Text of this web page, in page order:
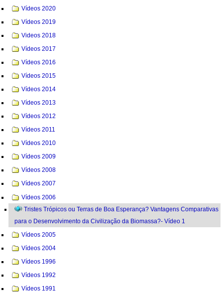
Vídeos 2020
Vídeos 2019
Videos 2018
Vídeos 2017
Vídeos 2016
Vídeos 2015
Vídeos 2014
Vídeos 2013
Vídeos 2012
Vídeos 2011
Vídeos 2010
Vídeos 2009
Vídeos 2008
Vídeos 2007
Vídeos 2006
Tristes Trópicos ou Terras de Boa Esperança? Vantagens Comparativas
para o Desenvolvimento da Civilização da Biomassa?- Vídeo 1
Vídeos 2005
Vídeos 2004
Vídeos 1996
Vídeos 1992
Vídeos 1991